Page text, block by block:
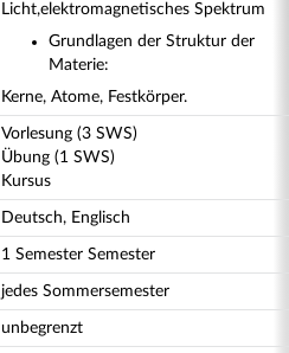
Licht,elektromagnetisches Spektrum
Grundlagen der Struktur der
Materie:
Kerne, Atome, Festkörper.
Vorlesung (3 SWS)
Übung (1 SWS)
Kursus
Deutsch, Englisch
1 Semester Semester
jedes Sommersemester
unbegrenzt